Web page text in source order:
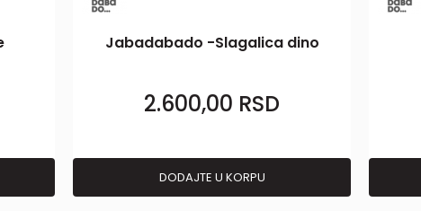
Jabadabado -Slagalica dino
2.600,00 RSD
DODAJTE U KORPU